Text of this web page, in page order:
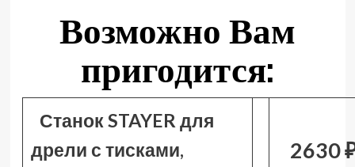
Возможно Вам
пригодится:
Станок STAYER для
дрели с тисками,
2630